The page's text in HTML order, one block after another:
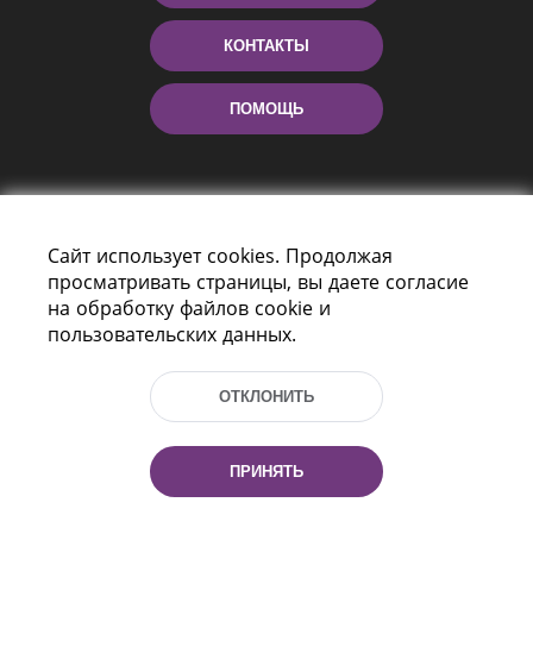
КОНТАКТЫ
ПОМОЩЬ
Пр-т Независимости 116
Тел.: (+375 17) 368 37 37, Факс: (+375 17)
Эл. почта: inbox@nlb.by
Сайт использует cookies. Продолжая
просматривать страницы, вы даете согласие
на обработку файлов cookie и
пользовательских данных.
ОТКЛОНИТЬ
ПРИНЯТЬ